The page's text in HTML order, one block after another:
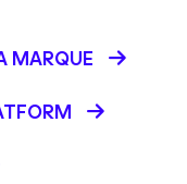
MARQUE